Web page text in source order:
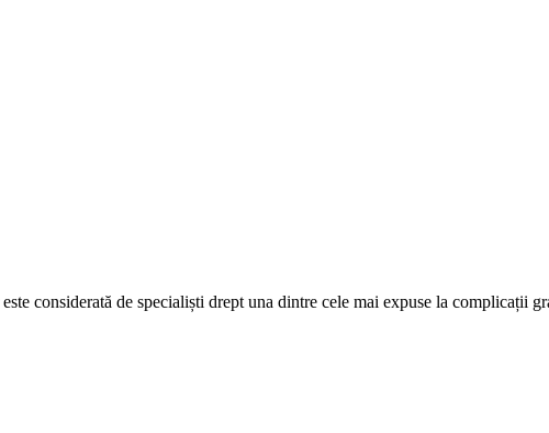
considerată de specialiști drept una dintre cele mai expuse la complicații